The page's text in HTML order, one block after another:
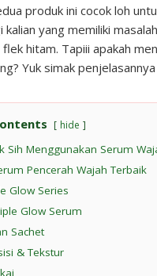
produk ini cocok loh
yang memiliki
hitam. Tapiii apakah
Yuk simak
hide
Sih Menggunakan Serum
Pencerah Wajah Terbaik
Glow Series
Glow Serum
Sachet
& Tekstur